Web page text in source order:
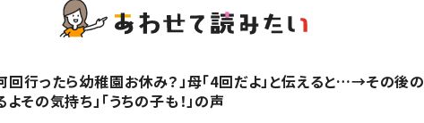
回行ったら幼稚園お休み？」母「4回だよ」と伝えると…→その後
よその気持ち」「うちの子も！」の声